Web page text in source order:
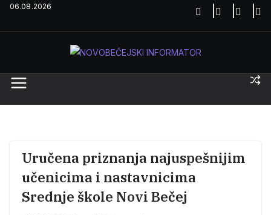
Skip06.08.2026
Uručena priznanja najuspešnijim
učenicima i nastavnicima
Srednje škole Novi Bečej